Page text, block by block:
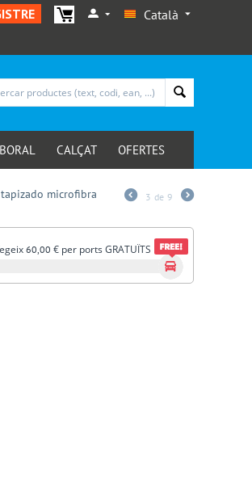
Català
CALÇAT OFERTES
microfibra 3 de 9
60,00 €per ports GRATUÏTS